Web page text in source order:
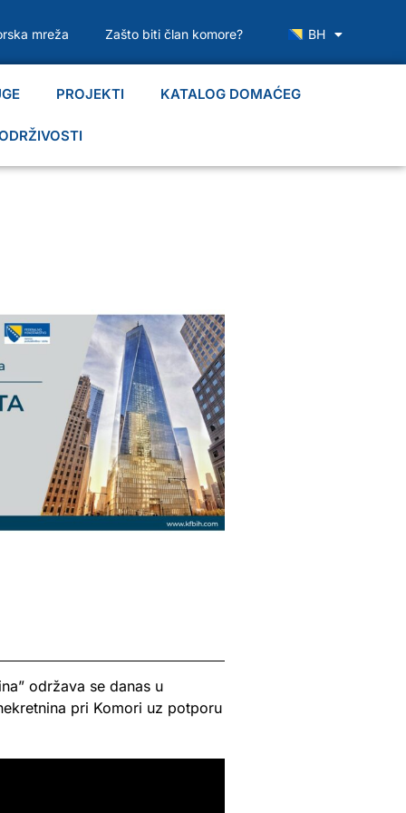
mreža Zašto biti član komore? BH
PROJEKTI KATALOG DOMAĆEG
održava se danas u
pri Komori uz potporu